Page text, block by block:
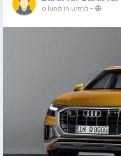
o lună în urmă-